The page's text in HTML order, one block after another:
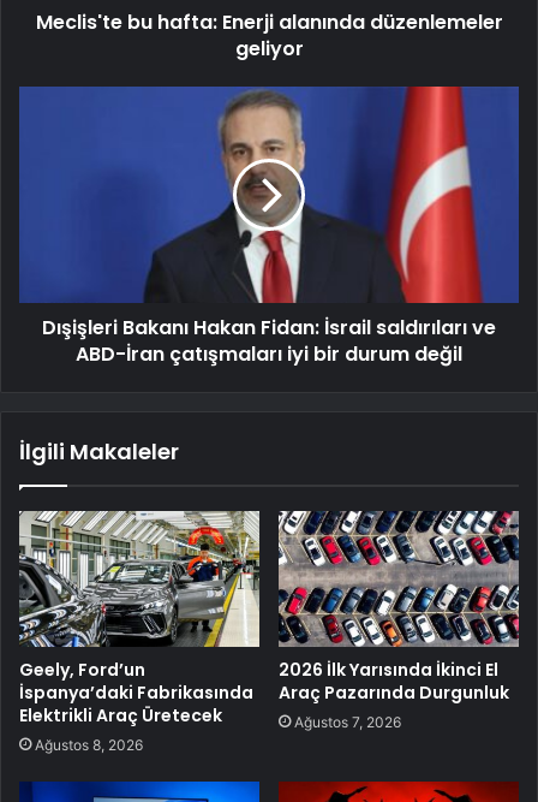
Meclis'te bu hafta: Enerji alanında düzenlemeler
geliyor
Dışişleri Bakanı Hakan Fidan: İsrail saldırıları ve
ABD-İran çatışmaları iyi bir durum değil
İlgili Makaleler
Geely, Ford’un
İspanya’daki Fabrikasında
Elektrikli Araç Üretecek
Ağustos 8, 2026
2026 İlk Yarısında İkinci El
Araç Pazarında Durgunluk
Ağustos 7, 2026